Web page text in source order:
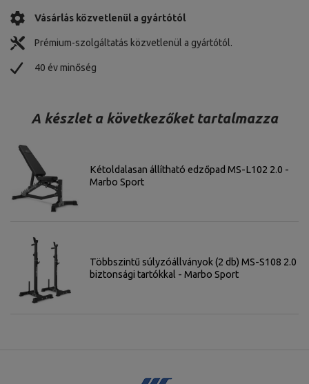
Vásárlás közvetlenül a gyártótól
Prémium-szolgáltatás közvetlenül a gyártótól.
40 év minőség
A készlet a következőket tartalmazza
Kétoldalasan állítható edzőpad MS-L102 2.0 -
Marbo Sport
Többszintű súlyzóállványok (2 db) MS-S108 2.0
biztonsági tartókkal - Marbo Sport